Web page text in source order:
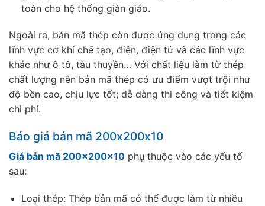
toàn cho hệ thống giàn giáo.
Ngoài ra, bản mã thép còn được ứng dụng trong các
lĩnh vực cơ khí chế tạo, điện, điện tử và các lĩnh vực
khác như ô tô, tàu thuyền… Với chất liệu làm từ thép
chất lượng nên bản mã thép có ưu điểm vượt trội như
độ bền cao, chịu lực tốt; dễ dàng thi công và tiết kiệm
chi phí.
Báo giá bản mã 200x200x10
Giá bản mã 200x200x10 phụ thuộc vào các yếu tố
sau:
Loại thép: Thép bản mã có thể được làm từ nhiều